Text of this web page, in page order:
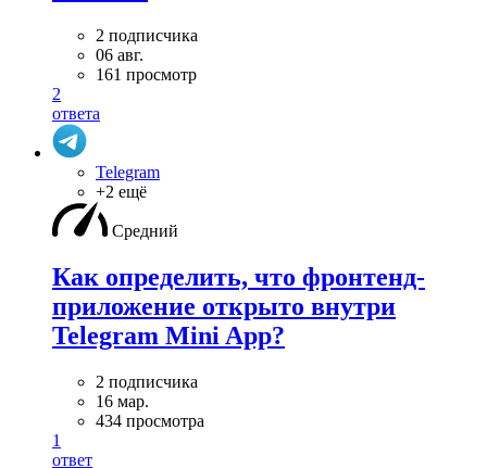
2 подписчика
06 авг.
161 просмотр
2
ответа
Telegram
+2 ещё
Средний
Как определить, что фронтенд-
приложение открыто внутри
Telegram Mini App?
2 подписчика
16 мар.
434 просмотра
1
ответ